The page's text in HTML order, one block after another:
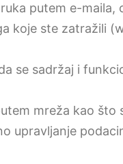
putem e-
koje ste zatražili
se sadržaj i
mreža kao što
upravljanje